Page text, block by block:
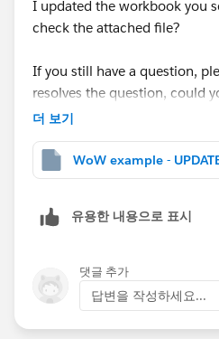
I updated the workbook you
check the attached file?
If you still have a question,
resolves the question, could
the best?
Best regards
Said Tojiboev
더 보기
WoW example -
유용한 내용으로 표시
댓글 추가
답변을 작성하세요...